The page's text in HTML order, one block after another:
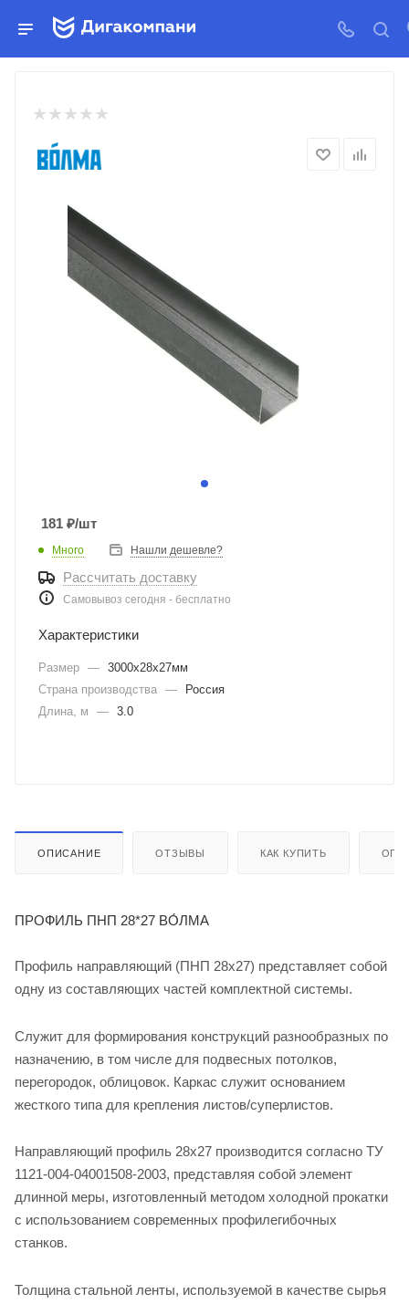
ПРОФИЛЬ ПНП 28*27 ВО́ЛМА
181 ₽/шт
Много Нашли дешевле?
Рассчитать доставку
Самовывоз сегодня - бесплатно
Характеристики
Размер — 3000х28х27мм
Страна производства —
Россия
Длина, м
— 3.0
ОПИСАНИЕ ОТЗЫВЫ КАК КУПИТЬ
ПРОФИЛЬ ПНП 28*27 ВО́ЛМА
Профиль направляющий (ПНП 28х27) представляет собой
одну из составляющих частей комплектной системы.
Служит для формирования конструкций разнообразных по
назначению, в том числе для подвесных потолков,
перегородок, облицовок. Каркас служит основанием
жесткого типа для крепления листов/суперлистов.
Направляющий профиль 28х27 производится согласно ТУ
1121-004-04001508-2003, представляя собой элемент
длинной меры, изготовленный методом холодной прокатки
с использованием современных профилегибочных
станков.
Толщина стальной ленты, используемой в качестве сырья